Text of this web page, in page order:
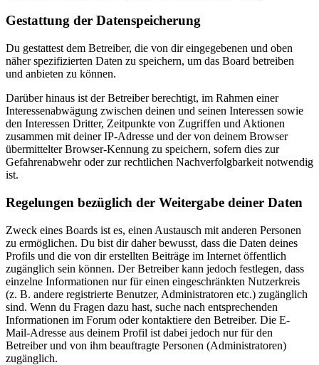
Gestattung der Datenspeicherung
Du gestattest dem Betreiber, die von dir eingegebenen und oben
näher spezifizierten Daten zu speichern, um das Board betreiben
und anbieten zu können.
Darüber hinaus ist der Betreiber berechtigt, im Rahmen einer
Interessenabwägung zwischen deinen und seinen Interessen sowie
den Interessen Dritter, Zeitpunkte von Zugriffen und Aktionen
zusammen mit deiner IP-Adresse und der von deinem Browser
übermittelter Browser-Kennung zu speichern, sofern dies zur
Gefahrenabwehr oder zur rechtlichen Nachverfolgbarkeit notwendig
ist.
Regelungen bezüglich der Weitergabe deiner Daten
Zweck eines Boards ist es, einen Austausch mit anderen Personen
zu ermöglichen. Du bist dir daher bewusst, dass die Daten deines
Profils und die von dir erstellten Beiträge im Internet öffentlich
zugänglich sein können. Der Betreiber kann jedoch festlegen, dass
einzelne Informationen nur für einen eingeschränkten Nutzerkreis
(z. B. andere registrierte Benutzer, Administratoren etc.) zugänglich
sind. Wenn du Fragen dazu hast, suche nach entsprechenden
Informationen im Forum oder kontaktiere den Betreiber. Die E-
Mail-Adresse aus deinem Profil ist dabei jedoch nur für den
Betreiber und von ihm beauftragte Personen (Administratoren)
zugänglich.